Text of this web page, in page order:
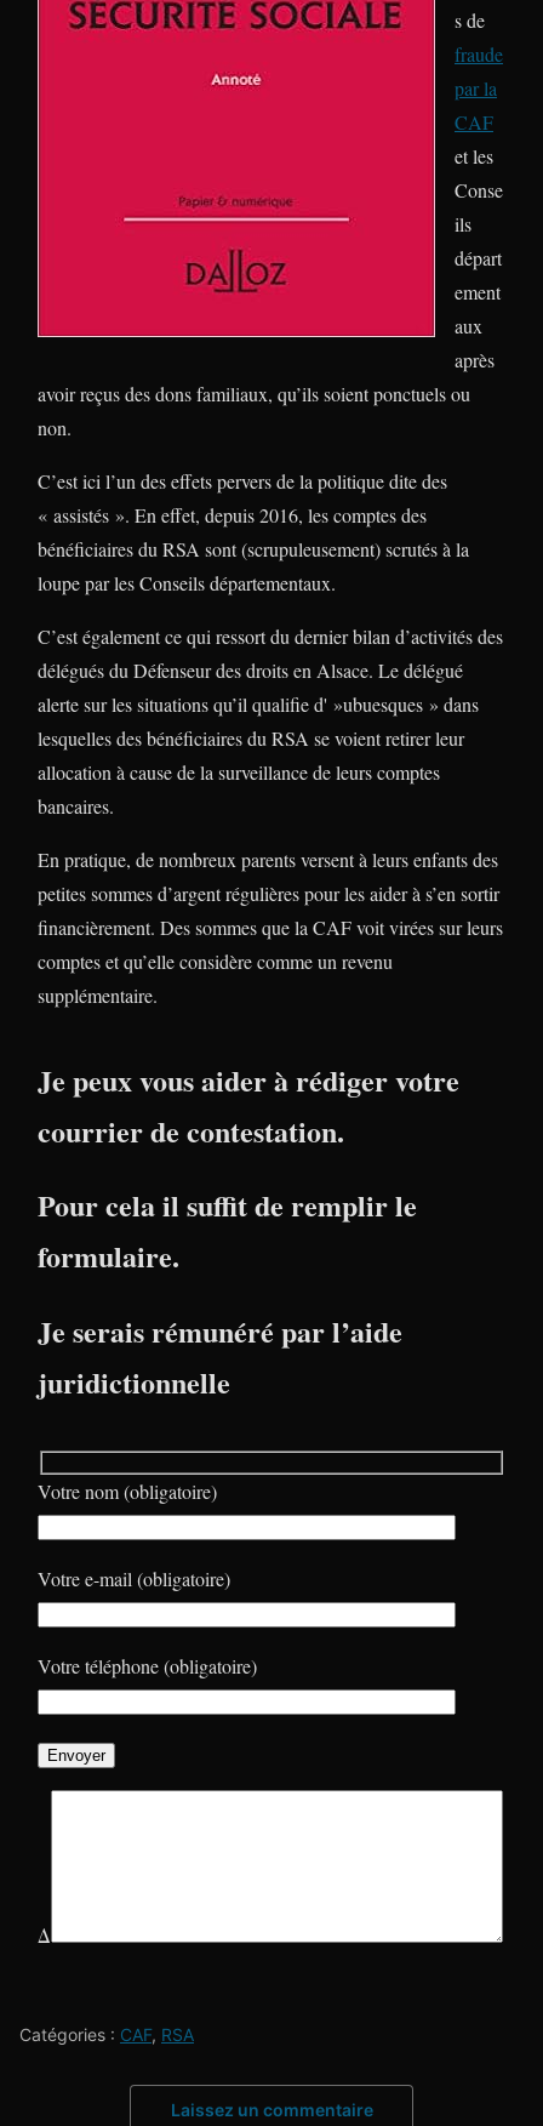
s de
fraude
par la
CAF
et les
Conse
ils
départ
ement
aux
après
avoir reçus des dons familiaux, qu’ils soient ponctuels ou
non.
C’est ici l’un des effets pervers de la politique dite des
« assistés ». En effet, depuis 2016, les comptes des
bénéficiaires du RSA sont (scrupuleusement) scrutés à la
loupe par les Conseils départementaux.
C’est également ce qui ressort du dernier bilan d’activités des
délégués du Défenseur des droits en Alsace. Le délégué
alerte sur les situations qu’il qualifie d' »ubuesques » dans
lesquelles des bénéficiaires du RSA se voient retirer leur
allocation à cause de la surveillance de leurs comptes
bancaires.
En pratique, de nombreux parents versent à leurs enfants des
petites sommes d’argent régulières pour les aider à s’en sortir
financièrement. Des sommes que la CAF voit virées sur leurs
comptes et qu’elle considère comme un revenu
supplémentaire.
Je peux vous aider à rédiger votre
courrier de contestation.
Pour cela il suffit de remplir le
formulaire.
Je serais rémunéré par l’aide
juridictionnelle
Votre nom (obligatoire)
Votre e-mail (obligatoire)
Votre téléphone (obligatoire)
Δ
Catégories : CAF, RSA
Laissez un commentaire